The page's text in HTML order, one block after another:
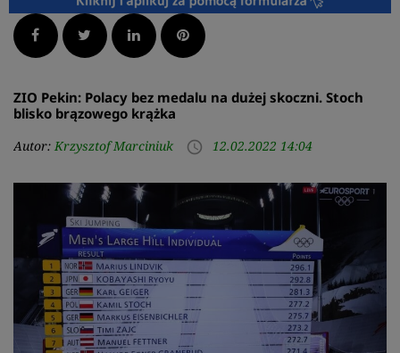
Facebook Twitter LinkedInPinterest
ZIO Pekin: Polacy bez medalu na dużej skoczni. Stoch
blisko brązowego krążka
Autor: Krzysztof Marciniuk access_time 12.02.2022 14:04